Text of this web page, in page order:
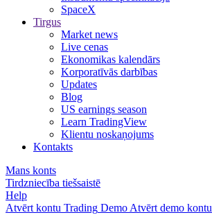
SpaceX
Tirgus
Market news
Live cenas
Ekonomikas kalendārs
Korporatīvās darbības
Updates
Blog
US earnings season
Learn TradingView
Klientu noskaņojums
Kontakts
Mans konts
Tirdzniecība tiešsaistē
Help
Atvērt kontu Trading Demo Atvērt demo kontu